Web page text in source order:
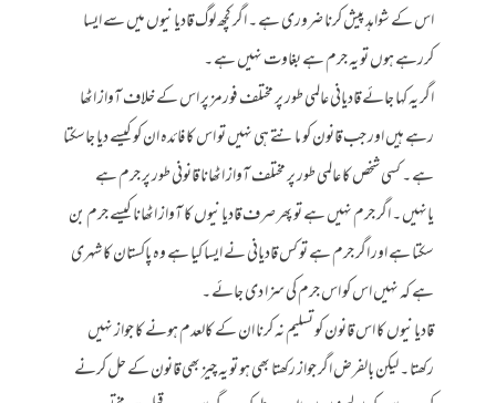
اس کے شواہد پیش کرنا ضروری ہے ۔ اگر کچھ لوگ قادیانیوں میں سے ایسا
کررہے ہوں تو یہ جرم ہے بغاوت نہیں ہے ۔
اگر یہ کہا جائے قادیانی عالمی طور پر مختلف فورمز پر اس کے خلاف آواز اٹھا
رہے ہیں اور جب قانون کو مانتے ہی نہیں تو اس کا فائدہ ان کو کیسے دیا جاسکتا
ہے ۔ کسی شخص کا عالمی طور پر مختلف آواز اٹھانا قانونی طور پر جرم ہے
یانہیں ۔ اگر جرم نہیں ہے تو پھر صرف قادیانیوں کا آواز اٹھانا کیسے جرم بن
سکتا ہے اور اگر جرم ہے تو کس قادیانی نے ایسا کیا ہے وہ پاکستان کا شہری
ہے کہ نہیں اس کو اس جرم کی سزا دی جائے ۔
قادیانیوں کا اس قانون کو تسلیم نہ کرنا ان کے کالعدم ہونے کا جواز نہیں
رکھتا ۔ لیکن بالفرض اگر جواز رکھتا بھی ہو تو یہ چیز بھی قانون کے حل کرنے